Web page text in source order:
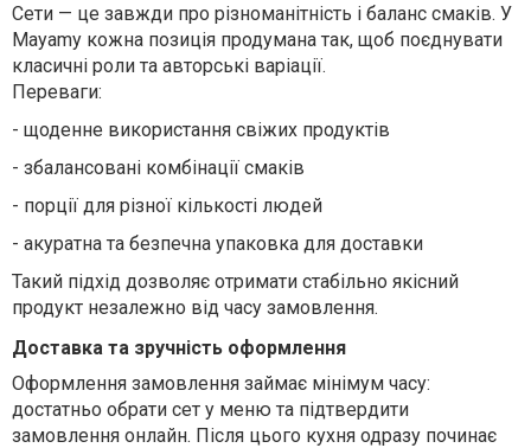
Сети — це завжди про різноманітність і баланс смаків. У
Mayamy кожна позиція продумана так, щоб поєднувати
класичні роли та авторські варіації.
Переваги:
- щоденне використання свіжих продуктів
- збалансовані комбінації смаків
- порції для різної кількості людей
- акуратна та безпечна упаковка для доставки
Такий підхід дозволяє отримати стабільно якісний
продукт незалежно від часу замовлення.
Доставка та зручність оформлення
Оформлення замовлення займає мінімум часу:
достатньо обрати сет у меню та підтвердити
замовлення онлайн. Після цього кухня одразу починає